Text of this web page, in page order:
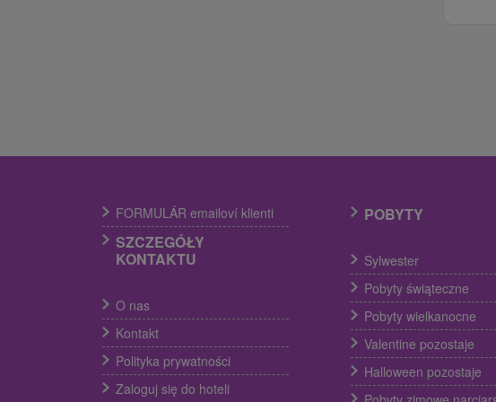
FORMULÁR emailoví klienti
SZCZEGÓŁY
KONTAKTU
O nas
Kontakt
Polityka prywatności
Zaloguj się do hoteli
POBYTY
Sylwester
Pobyty świąteczne
Pobyty wielkanocne
Valentine pozostaje
Halloween pozostaje